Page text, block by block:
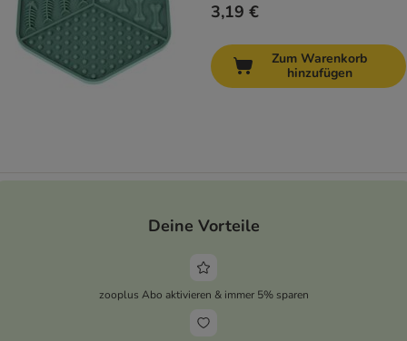
3,19 €
Zum Warenkorb
hinzufügen
Deine Vorteile
zooplus Abo aktivieren & immer 5% sparen